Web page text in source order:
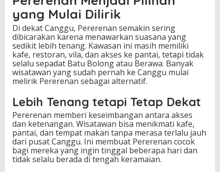
yang Mulai Dilirik
Di dekat Canggu, Pererenan semakin sering
dibicarakan karena menawarkan suasana yang
sedikit lebih tenang. Kawasan ini masih memiliki
kafe, restoran, vila, dan akses ke pantai, tetapi tidak
selalu sepadat Batu Bolong atau Berawa. Banyak
wisatawan yang sudah pernah ke Canggu mulai
melirik Pererenan sebagai alternatif.
Lebih Tenang tetapi Tetap Dekat
Pererenan memberi keseimbangan antara akses
dan ketenangan. Wisatawan bisa menikmati kafe,
pantai, dan tempat makan tanpa merasa terlalu jauh
dari pusat Canggu. Ini membuat Pererenan cocok
bagi mereka yang ingin tinggal beberapa hari dan
tidak selalu berada di tengah keramaian.